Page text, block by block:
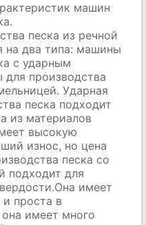
машин
песка из речной
на два типа: машины
с ударным
производства
Ударная
песка подходит
из материалов
высокую
износ, но цена
песка со
подходит для
имеет
проста в
имеет много